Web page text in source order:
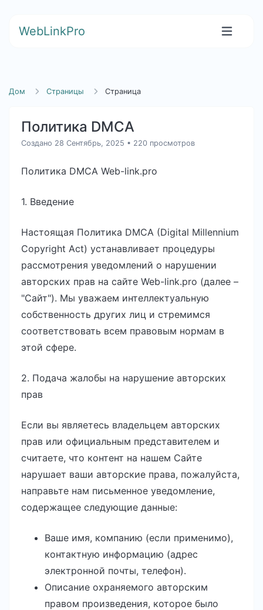
WebLinkPro
Дом Страницы Страница
Политика DMCA
Создано 28 Сентябрь, 2025 • 220 просмотров
Политика DMCA Web-link.pro
1. Введение
Настоящая Политика DMCA (Digital Millennium
Copyright Act) устанавливает процедуры
рассмотрения уведомлений о нарушении
авторских прав на сайте Web-link.pro (далее –
"Сайт"). Мы уважаем интеллектуальную
собственность других лиц и стремимся
соответствовать всем правовым нормам в
этой сфере.
2. Подача жалобы на нарушение авторских
прав
Если вы являетесь владельцем авторских
прав или официальным представителем и
считаете, что контент на нашем Сайте
нарушает ваши авторские права, пожалуйста,
направьте нам письменное уведомление,
содержащее следующие данные:
Ваше имя, компанию (если применимо),
контактную информацию (адрес
электронной почты, телефон).
Описание охраняемого авторским
правом произведения, которое было